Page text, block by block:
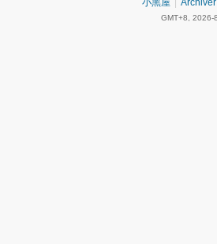
小黑屋 Archiver
GMT+8, 2026-